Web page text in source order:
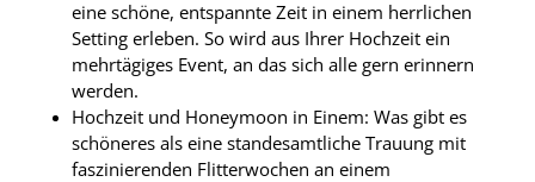
eine schöne, entspannte Zeit in einem herrlichen
Setting erleben. So wird aus Ihrer Hochzeit ein
mehrtägiges Event, an das sich alle gern erinnern
werden.
Hochzeit und Honeymoon in Einem: Was gibt es
schöneres als eine standesamtliche Trauung mit
faszinierenden Flitterwochen an einem